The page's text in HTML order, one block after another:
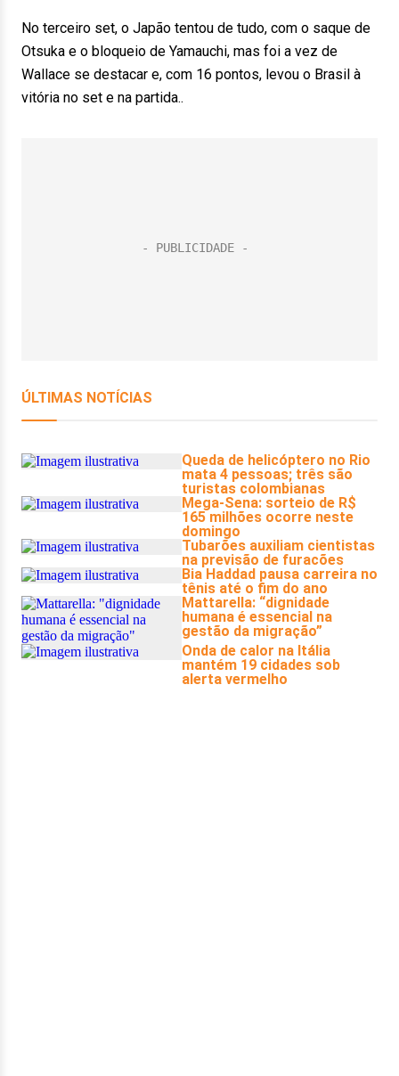
No terceiro set, o Japão tentou de tudo, com o saque de
Otsuka e o bloqueio de Yamauchi, mas foi a vez de
Wallace se destacar e, com 16 pontos, levou o Brasil à
vitória no set e na partida..